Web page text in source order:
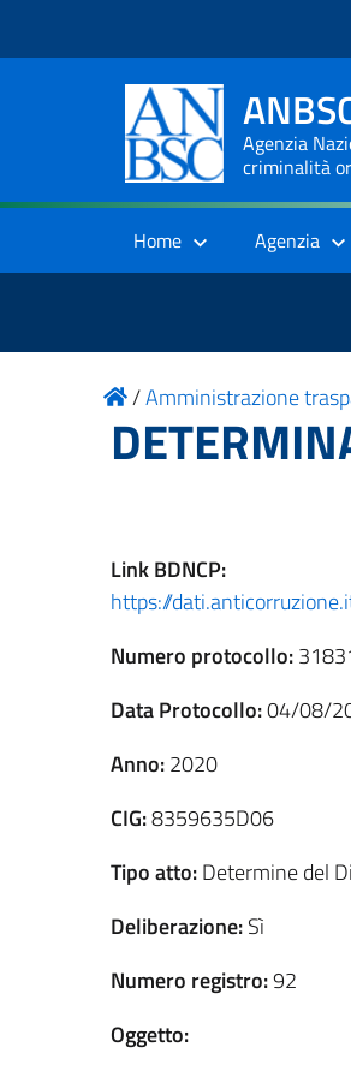
Agenzia
criminalità
Home Agenzia
/Amministrazione
LinkBDNCP:
https://
Numero protocollo:
Data Protocollo:04/08/
Anno:2020
CIG:8359635D06
Tipo atto:Determine del
Deliberazione:Sì
Numero registro:92
Oggetto: